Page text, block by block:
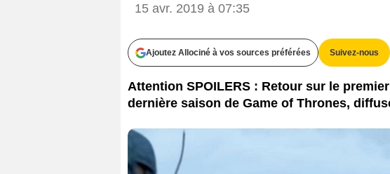
15 avr. 2019 à 07:35
Ajoutez Allociné à vos sources préférées Suivez-nous
Attention SPOILERS : Retour sur le
dernière saison de Game of Thrones,